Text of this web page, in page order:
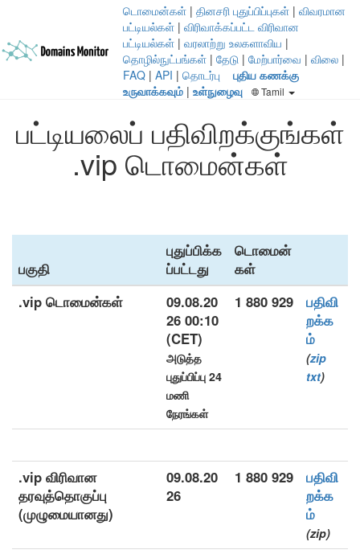
டொமைன்கள் | தினசரி புதுப்பிப்புகள் | விவரமான
பட்டியல்கள் | விரிவாக்கப்பட்ட விரிவான
பட்டியல்கள் | வரலாற்று உலகளாவிய |
தொழில்நுட்பங்கள் | தேடு | மேற்பார்வை | விலை |
FAQ | API | தொடர்பு
புதிய கணக்கு
உருவாக்கவும் | உள்நுழைவு Tamil
பட்டியலைப் பதிவிறக்குங்கள்
.vip டொமைன்கள்
பகுதி
புதுப்பிக்க
ப்பட்டது
டொமைன்
கள்
.vip டொமைன்கள்
09.08.20
26 00:10
(CET)
அடுத்த
புதுப்பிப்பு 24
மணி
நேரங்கள்
1 880 929
பதிவி
றக்க
ம்
(zip
txt)
.vip விரிவான
தரவுத்தொகுப்பு
(முழுமையானது)
09.08.20
26
1 880 929
பதிவி
றக்க
ம்
(zip)